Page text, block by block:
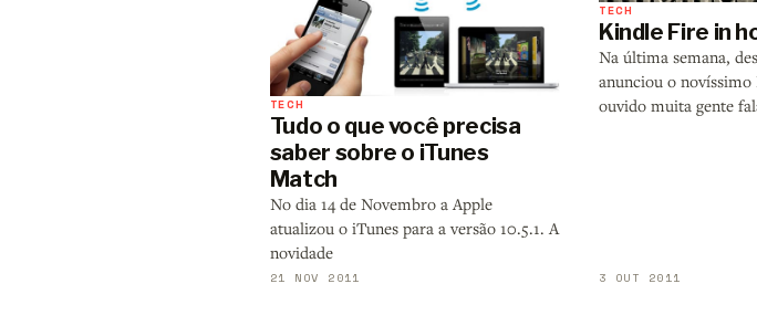
TECH
Tudo o que você precisa
saber sobre o iTunes
Match
No dia 14 de Novembro a Apple
atualizou o iTunes para a versão 10.5.1. A
novidade
21 NOV 2011
TECH
Kindle Fire in
Na última semana,
anunciou o
ouvido muita gente
3 OUT 2011